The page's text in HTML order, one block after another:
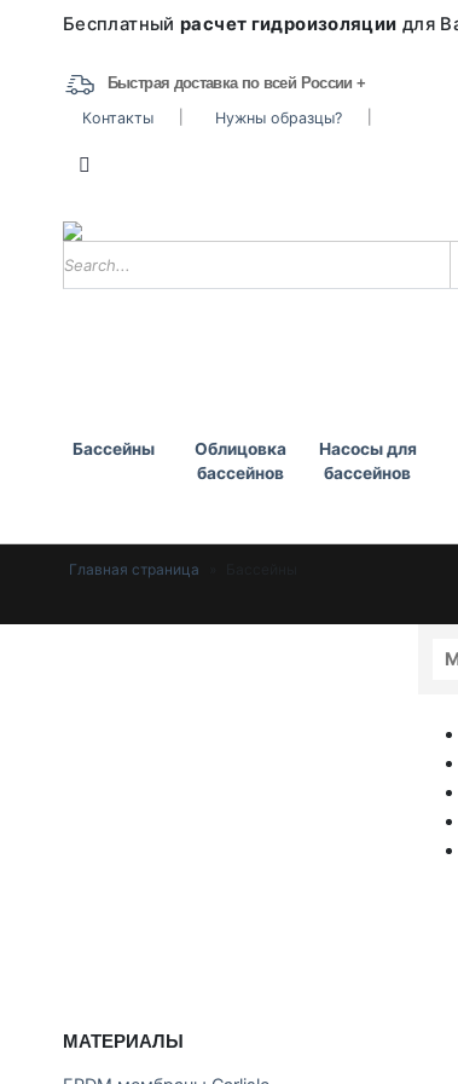
Бесплатныйрасчет гидроизоляции для
Быстрая доставка по всей России +
Контакты
Нужны образцы?
Бассейны
Облицовка
бассейнов
Насосы для
бассейнов
Главная страница
МАТЕРИАЛЫ